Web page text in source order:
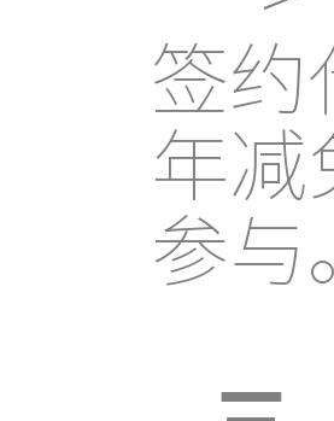
签
年
参与